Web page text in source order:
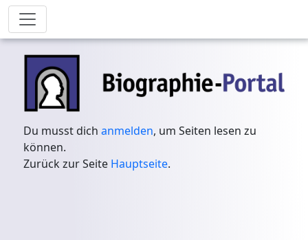
Du musst dichanmelden, um Seiten lesen zu
können.
Zurück zur Seite Hauptseite.